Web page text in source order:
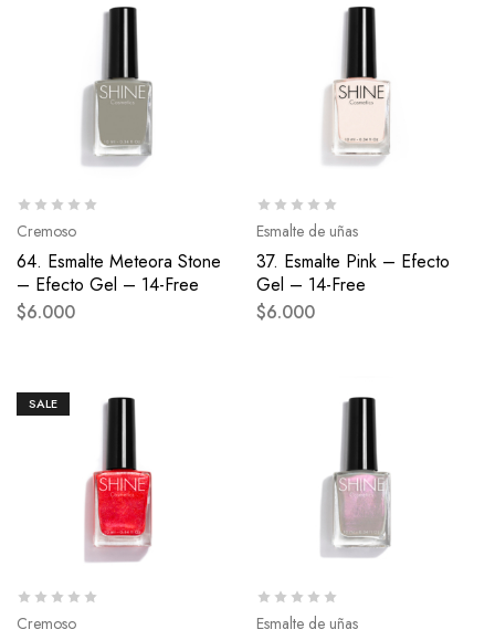
Cremoso
64. Esmalte Meteora Stone
– Efecto Gel – 14-Free
$6.000
Esmalte de uñas
37. Esmalte Pink – Efecto
Gel – 14-Free
$6.000
SALE
Cremoso Esmalte de uñas